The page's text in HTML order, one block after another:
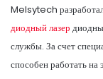
Melsytech
диодный лазер
службы. За счет
способен работать